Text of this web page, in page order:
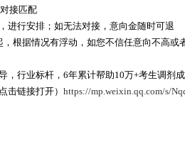
接匹配
进行安排；如无法对接，意向金随时可退
，根据情况有浮动，如您不信任意向不高
，行业标杆，6年累计帮助10万+考生调剂
击链接打开） https://mp.weixin.qq.com/s/